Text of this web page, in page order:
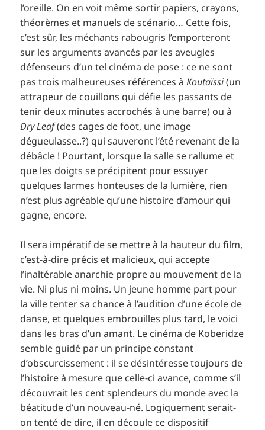
l’oreille. On en voit même sortir papiers, crayons,
théorèmes et manuels de scénario… Cette fois,
c’est sûr, les méchants rabougris l’emporteront
sur les arguments avancés par les aveugles
défenseurs d’un tel cinéma de pose : ce ne sont
pas trois malheureuses références àKoutaïssi(un
attrapeur de couillons qui défie les passants de
tenir deux minutes accrochés à une barre) ou à
Dry Leaf(des cages de foot, une image
dégueulasse..?) qui sauveront l’été revenant de la
débâcle ! Pourtant, lorsque la salle se rallume et
que les doigts se précipitent pour essuyer
quelques larmes honteuses de la lumière, rien
n’est plus agréable qu’une histoire d’amour qui
gagne, encore.
Il sera impératif de se mettre à la hauteur du film,
c’est-à-dire précis et malicieux, qui accepte
l’inaltérable anarchie propre au mouvement de la
vie. Ni plus ni moins. Un jeune homme part pour
la ville tenter sa chance à l’audition d’une école de
danse, et quelques embrouilles plus tard, le voici
dans les bras d’un amant. Le cinéma de Koberidze
semble guidé par un principe constant
d’obscurcissement : il se désintéresse toujours de
l’histoire à mesure que celle-ci avance, comme s’il
découvrait les cent splendeurs du monde avec la
béatitude d’un nouveau-né. Logiquement serait-
on tenté de dire, il en découle ce dispositif